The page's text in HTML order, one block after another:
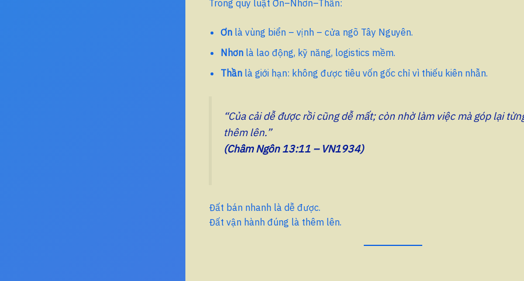
Trong quy luật Ơn–Nhơn–Thần:
Ơn là vùng biển – vịnh – cửa ngõ Tây Nguyên.
Nhơn là lao động, kỹ năng, logistics mềm.
Thần là giới hạn: không được tiêu vốn gốc chỉ vì thiếu kiên nhẫn.
“Của cải dễ được rồi cũng dễ mất; còn nhờ làm việc mà góp lại
thêm lên.”
(Châm Ngôn 13:11 – VN1934)
Đất bán nhanh là dễ được.
Đất vận hành đúng là thêm lên.